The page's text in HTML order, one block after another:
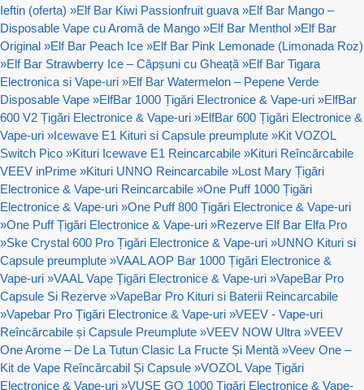
Ieftin (oferta) »Elf Bar Kiwi Passionfruit guava »Elf Bar Mango –
Disposable Vape cu Aromă de Mango »Elf Bar Menthol »Elf Bar
Original »Elf Bar Peach Ice »Elf Bar Pink Lemonade (Limonada Roz)
»Elf Bar Strawberry Ice – Căpșuni cu Gheață »Elf Bar Tigara
Electronica si Vape-uri »Elf Bar Watermelon – Pepene Verde
Disposable Vape »ElfBar 1000 Țigări Electronice & Vape-uri »ElfBar
600 V2 Țigări Electronice & Vape-uri »ElfBar 600 Țigări Electronice &
Vape-uri »Icewave E1 Kituri si Capsule preumplute »Kit VOZOL
Switch Pico »Kituri Icewave E1 Reincarcabile »Kituri Reîncărcabile
VEEV inPrime »Kituri UNNO Reincarcabile »Lost Mary Țigări
Electronice & Vape-uri Reincarcabile »One Puff 1000 Țigări
Electronice & Vape-uri »One Puff 800 Țigări Electronice & Vape-uri
»One Puff Țigări Electronice & Vape-uri »Rezerve Elf Bar Elfa Pro
»Ske Crystal 600 Pro Țigări Electronice & Vape-uri »UNNO Kituri si
Capsule preumplute »VAAL AOP Bar 1000 Țigări Electronice &
Vape-uri »VAAL Vape Țigări Electronice & Vape-uri »VapeBar Pro
Capsule Si Rezerve »VapeBar Pro Kituri si Baterii Reincarcabile
»Vapebar Pro Țigări Electronice & Vape-uri »VEEV - Vape-uri
Reîncărcabile și Capsule Preumplute »VEEV NOW Ultra »VEEV
One Arome – De La Tutun Clasic La Fructe Și Mentă »Veev One –
Kit de Vape Reîncărcabil Și Capsule »VOZOL Vape Țigări
Electronice & Vape-uri »VUSE GO 1000 Țigări Electronice & Vape-